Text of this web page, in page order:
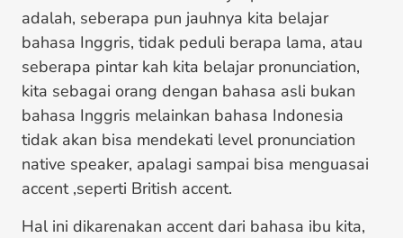
adalah, seberapa pun jauhnya kita belajar
bahasa Inggris, tidak peduli berapa lama, atau
seberapa pintar kah kita belajar pronunciation,
kita sebagai orang dengan bahasa asli bukan
bahasa Inggris melainkan bahasa Indonesia
tidak akan bisa mendekati level pronunciation
native speaker, apalagi sampai bisa menguasai
accent ,seperti British accent.
Hal ini dikarenakan accent dari bahasa ibu kita,